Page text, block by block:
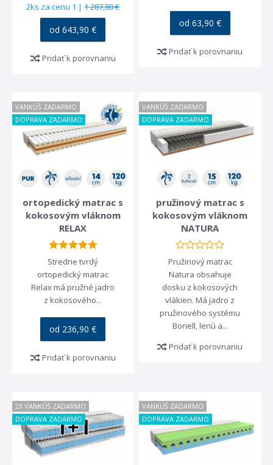
2ks za cenu 1 |1 287,80 €
od 643,90 €
Pridať k porovnaniu
od 63,90 €
Pridať k porovnaniu
VANKÚŠ ZADARMO
DOPRAVA ZADARMO
ortopedický matrac s
kokosovým vláknom
RELAX
Stredne tvrdý
ortopedický matrac
Relax má pružné jadro
z kokosového...
od 236,90 €
Pridať k porovnaniu
VANKÚŠ ZADARMO
DOPRAVA ZADARMO
pružinový matrac s
kokosovým vláknom
NATURA
Pružinový matrac
Natura obsahuje
dosku z kokosových
vlákien. Má jadro z
pružinového systému
Bonell, lenú a...
Pridať k porovnaniu
2X VANKÚŠ ZADARMO
DOPRAVA ZADARMO
VANKÚŠ ZADARMO
DOPRAVA ZADARMO